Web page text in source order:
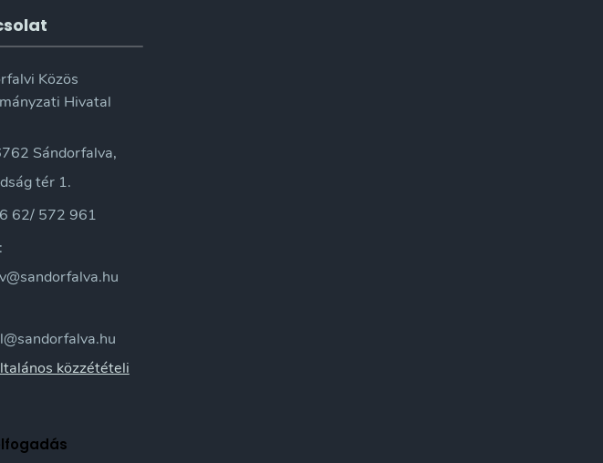
Közös
Hivatal
Sándorfalva,
tér 1.
62/ 572 961
közzétételi